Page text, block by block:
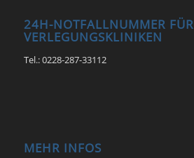
24H-NOTFALLNUMMER FÜR
VERLEGUNGSKLINIKEN
Tel.: 0228-287-33112
MEHR INFOS